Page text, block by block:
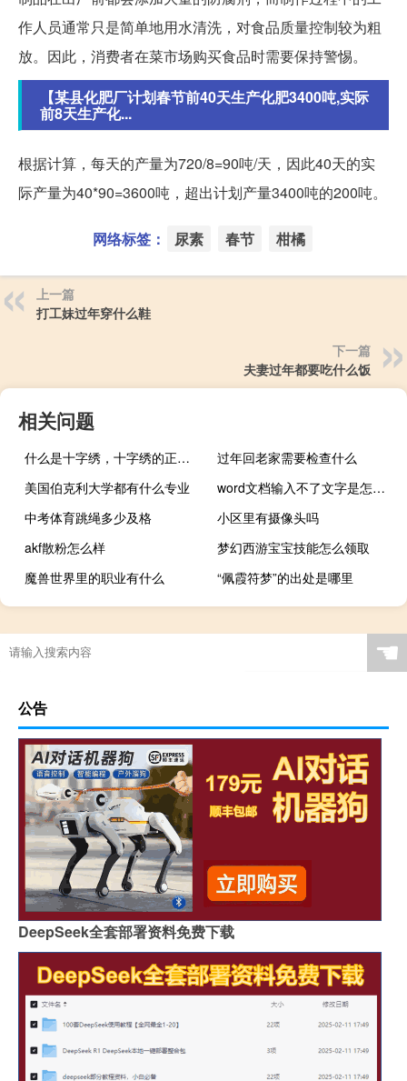
作人员通常只是简单地用水清洗，对食品质量控制较为粗
放。因此，消费者在菜市场购买食品时需要保持警惕。
【某县化肥厂计划春节前40天生产化肥3400吨,实际
前8天生产化...
根据计算，每天的产量为720/8=90吨/天，因此40天的实
际产量为40*90=3600吨，超出计划产量3400吨的200吨。
网络标签： 尿素 春节 柑橘
上一篇
打工妹过年穿什么鞋
下一篇
夫妻过年都要吃什么饭
相关问题
什么是十字绣，十字绣的正确绣法是怎样绣的？
过年回老家需要检查什么
美国伯克利大学都有什么专业
word文档输入不了文字是怎么回事
中考体育跳绳多少及格
小区里有摄像头吗
akf散粉怎么样
梦幻西游宝宝技能怎么领取
魔兽世界里的职业有什么
“佩霞符梦”的出处是哪里
双音节词比较级加more的有哪些
☚
公告
DeepSeek全套部署资料免费下载